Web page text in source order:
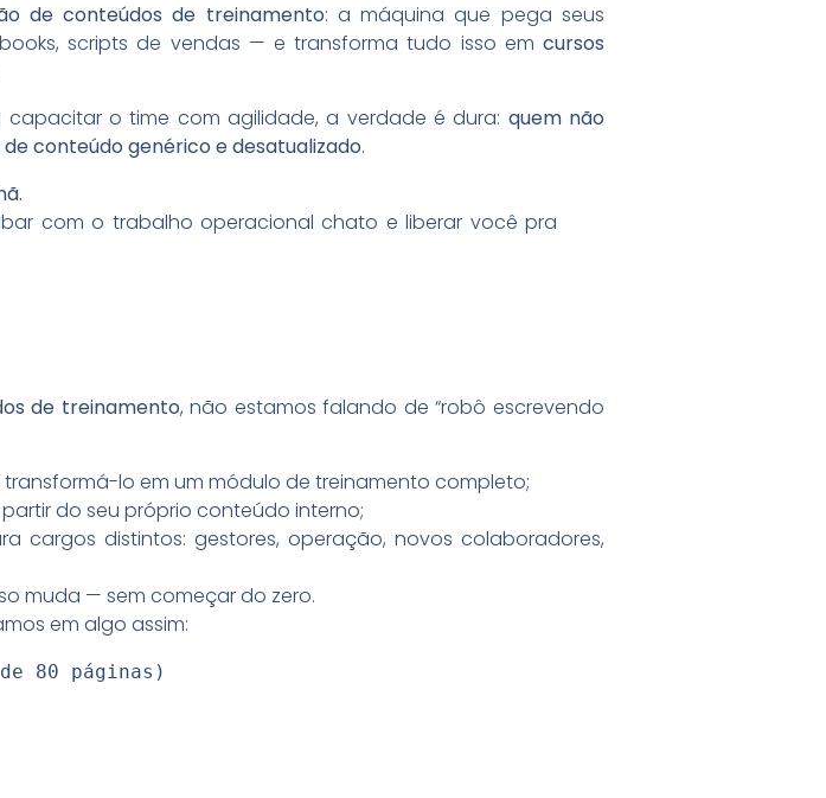
de conteúdos de treinamento: a máquina que pega seus
scripts de vendas — e transforma tudo isso em cursos
capacitar o time com agilidade, a verdade é dura: quem não
conteúdo genérico e desatualizado.
com o trabalho operacional chato e liberar você pra
de treinamento, não estamos falando de “robô escrevendo
transformá-lo em um módulo de treinamento completo;
do seu próprio conteúdo interno;
cargos distintos: gestores, operação, novos colaboradores,
muda — sem começar do zero.
em algo assim:
80 páginas)